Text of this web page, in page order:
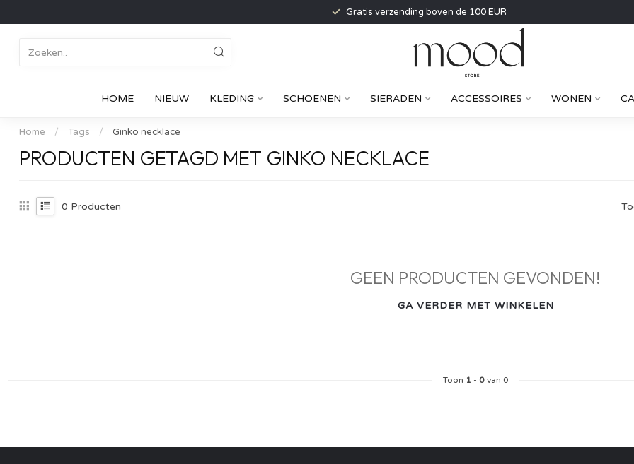
Gratis verzending boven de 100 EUR
HOME NIEUW KLEDING SCHOENEN SIERADEN ACCESSOIRES WONEN
Home / Tags / Ginko necklace
PRODUCTEN GETAGD MET GINKO NECKLACE
0 Producten
GEEN PRODUCTEN GEVONDEN!
GA VERDER MET WINKELEN
Toon 1 - 0van 0